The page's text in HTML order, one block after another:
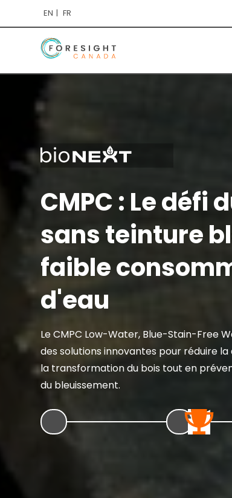
EN FR
CMPC : Le défi
sans teinture
faible
d'eau
Le CMPC Low-Water, Blue-Stain-Free
des solutions innovantes pour réduire
la transformation du bois tout en
du bleuissement.